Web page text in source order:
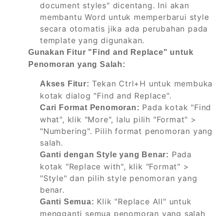
document styles" dicentang. Ini akan
membantu Word untuk memperbarui style
secara otomatis jika ada perubahan pada
template yang digunakan.
Gunakan Fitur "Find and Replace" untuk
Penomoran yang Salah:
Akses Fitur: Tekan Ctrl+H untuk membuka
kotak dialog "Find and Replace".
Cari Format Penomoran: Pada kotak "Find
what", klik "More", lalu pilih "Format" >
"Numbering". Pilih format penomoran yang
salah.
Ganti dengan Style yang Benar: Pada
kotak "Replace with", klik "Format" >
"Style" dan pilih style penomoran yang
benar.
Ganti Semua: Klik "Replace All" untuk
mengganti semua penomoran yang salah